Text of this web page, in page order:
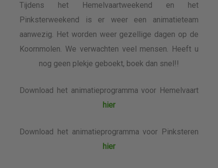
Tijdens het Hemelvaartweekend en het
Pinksterweekend is er weer een animatieteam
aanwezig. Het worden weer gezellige dagen op de
Koornmolen. We verwachten veel mensen. Heeft u
nog geen plekje geboekt, boek dan snel!!
Download het animatieprogramma voor Hemelvaart
hier
Download het animatieprogramma voor Pinksteren
hier